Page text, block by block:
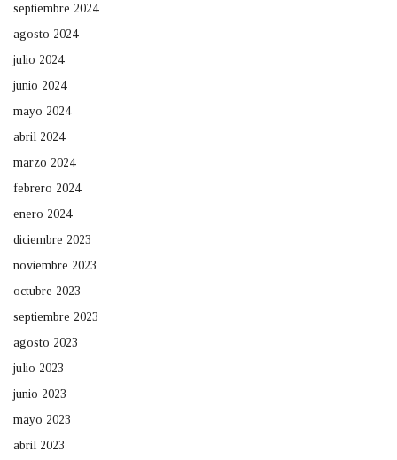
septiembre 2024
agosto 2024
julio 2024
junio 2024
mayo 2024
abril 2024
marzo 2024
febrero 2024
enero 2024
diciembre 2023
noviembre 2023
octubre 2023
septiembre 2023
agosto 2023
julio 2023
junio 2023
mayo 2023
abril 2023